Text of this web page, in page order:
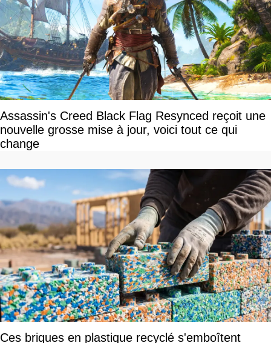
Assassin's Creed Black Flag Resynced reçoit une
nouvelle grosse mise à jour, voici tout ce qui
change
Ces briques en plastique recyclé s'emboîtent